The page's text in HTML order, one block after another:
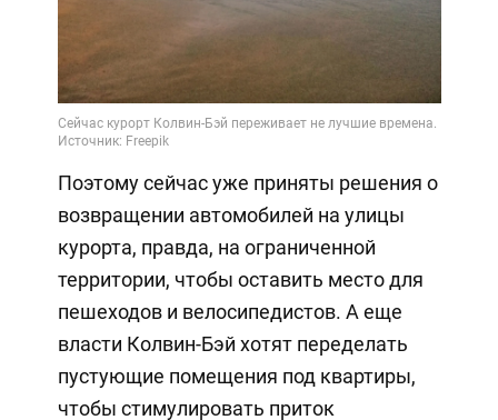
Поэтому сейчас уже приняты решения о
возвращении автомобилей на улицы
курорта, правда, на ограниченной
территории, чтобы оставить место для
пешеходов и велосипедистов. А еще
власти Колвин-Бэй хотят переделать
пустующие помещения под квартиры,
чтобы стимулировать приток